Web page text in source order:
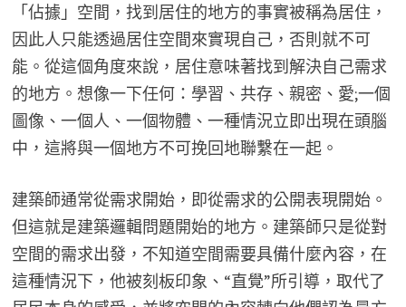
「佔據」空間，找到居住的地方的事實被稱為居住，
因此人只能透過居住空間來實現自己，否則就不可
能。從這個角度來說，居住意味著找到解決自己需求
的地方。想像一下任何：學習、共存、親密、愛;一個
圖像、一個人、一個物體、一種情況立即出現在頭腦
中，這將與一個地方不可挽回地聯繫在一起。
建築師通常從需求開始，即從需求的公開表現開始。
但這就是建築邏輯問題開始的地方。建築師只是從對
空間的需求出發，不知道空間需要具備什麼內容，在
這種情況下，他被刻板印象、“直覺”所引導，取代了